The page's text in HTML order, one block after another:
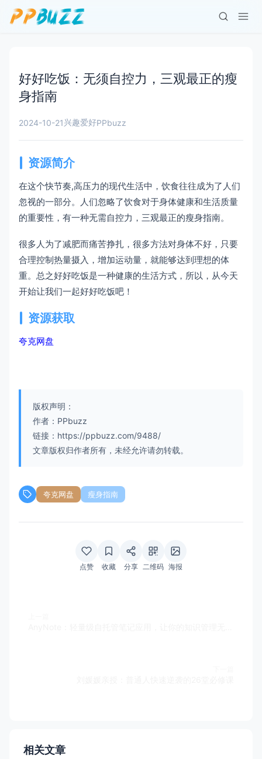
好好吃饭：无须自控力，三观最正的瘦
身指南
2024-10-21兴趣爱好PPbuzz
资源简介
在这个快节奏,高压力的现代生活中，饮食往往成为了人们
忽视的一部分。人们忽略了饮食对于身体健康和生活质量
的重要性，有一种无需自控力，三观最正的瘦身指南。
很多人为了减肥而痛苦挣扎，很多方法对身体不好，只要
合理控制热量摄入，增加运动量，就能够达到理想的体
重。总之好好吃饭是一种健康的生活方式，所以，从今天
开始让我们一起好好吃饭吧！
资源获取
夸克网盘
版权声明：
作者：PPbuzz
链接：https://ppbuzz.com/9488/
文章版权归作者所有，未经允许请勿转载。
夸克网盘 瘦身指南
点赞 收藏 分享 二维码 海报
相关文章